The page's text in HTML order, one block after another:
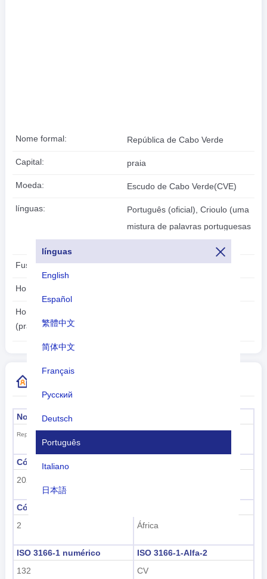
línguas
English
Español
繁體中文
简体中文
Français
Русский
Deutsch
Português
Italiano
日本語
Indonesian
Nome formal: República de Cabo Verde
Capital: praia
Moeda: Escudo de Cabo Verde(CVE)
línguas:
Português (oficial), Crioulo (uma
mistura de palavras portuguesas
Fuso horário: UTC/GMT -1 Horas
Horário de verão:
Horário local:
(praia)
Nome formal
República de Cabo Verde
Código da sub-região
202
Código Regional
2
África
ISO 3166-1 numérico
132
ISO 3166-1-Alfa-2
CV